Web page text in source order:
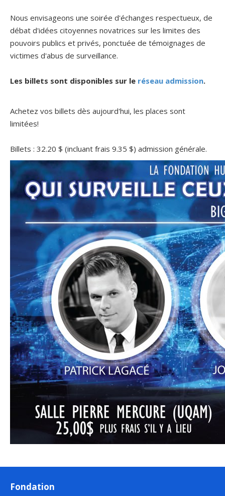
Nous envisageons une soirée d'échanges respectueux, de
débat d'idées citoyennes novatrices sur les limites des
pouvoirs publics et privés, ponctuée de témoignages de
victimes d'abus de surveillance.
Les billets sont disponibles sur le réseau admission.
Achetez vos billets dès aujourd'hui, les places sont
limitées!
Billets : 32.20 $ (incluant frais 9.35 $) admission générale.
Fondation